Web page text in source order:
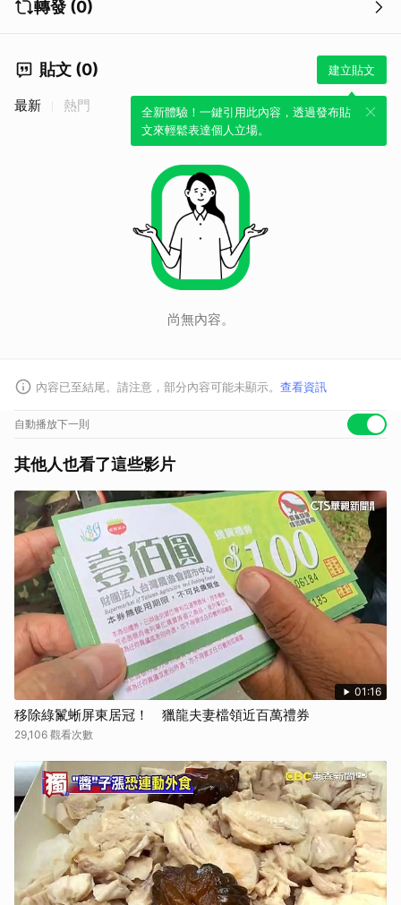
轉發 (0)
貼文 (0) 建立貼文
全新體驗！一鍵引用此內容，透過發布貼
文來輕鬆表達個人立場。
最新 熱門
尚無內容。
內容已至結尾。請注意，部分內容可能未顯示。 查看資訊
自動播放下一則
其他人也看了這些影片
01:16
移除綠鬣蜥屏東居冠！ 獵龍夫妻檔領近百萬禮券
29,106 觀看次數